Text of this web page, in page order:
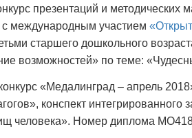
презентаций и методических
с международным участием
старшего дошкольного
возможностей» по теме:
«Медалинград – апрель
конспект
человека». Номер диплома